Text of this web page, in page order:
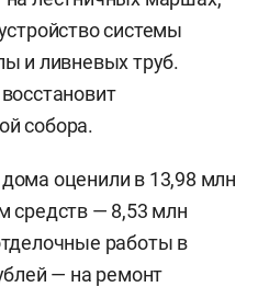
системы
и ливневых труб.
собора.
оценили в 13,98 млн
средств — 8,53 млн
работы в
— на ремонт